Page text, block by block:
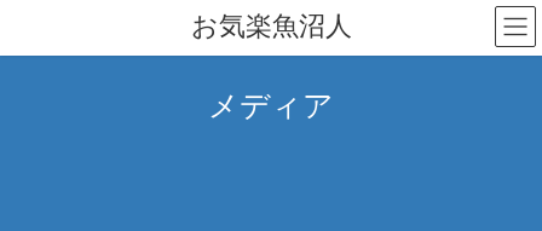
テ
ゲ
お気楽魚沼人
メディア